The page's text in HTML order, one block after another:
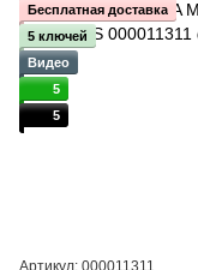
Бесплатная доставка
5 ключей
Видео
5
5
Артикул: 000011311